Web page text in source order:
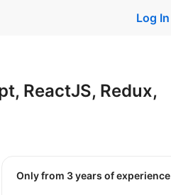
Log In
ReactJS, Redux,
Only from 3 years of experience